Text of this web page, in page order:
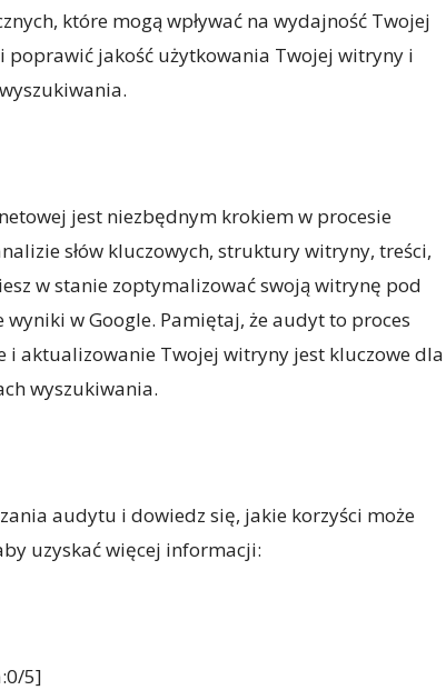
które mogą wpływać na wydajność Twojej
poprawić jakość użytkowania Twojej witryny i
jest niezbędnym krokiem w procesie
słów kluczowych, struktury witryny, treści,
w stanie zoptymalizować swoją witrynę pod
w Google. Pamiętaj, że audyt to proces
i aktualizowanie Twojej witryny jest kluczowe dla
wyszukiwania.
audytu i dowiedz się, jakie korzyści może
uzyskać więcej informacji:
5]